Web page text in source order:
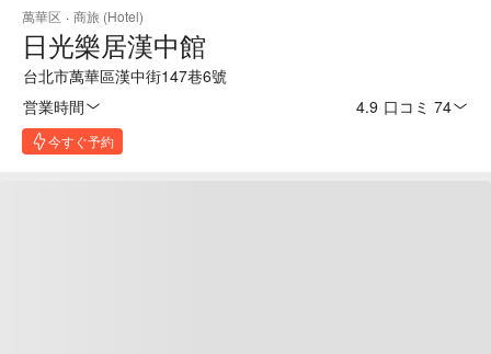
萬華区 · 商旅 (Hotel)
日光樂居漢中館
台北市萬華區漢中街147巷6號
営業時間
4.9 口コミ 74
今すぐ予約